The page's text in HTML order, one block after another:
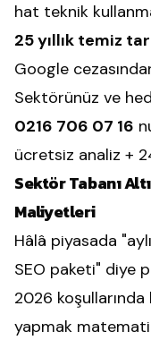
hat teknik
25 yıllık temiz
Google
Sektörünüz ve
0216 706 07 16
ücretsiz analiz +
Sektör Tabanı
Maliyetleri
Hâlâ piyasada
SEO paketi" diye
2026
yapmak